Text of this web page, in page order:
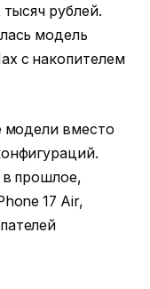
рублей.
модель
с накопителем
модели вместо
в прошлое,
17 Air,